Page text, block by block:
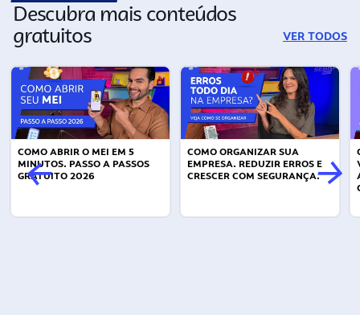
Descubra mais conteúdos
gratuitos VER TODOS
COMO ABRIR O MEI EM 5
MINUTOS. PASSO A PASSOS
GRATUITO 2026
COMO ORGANIZAR SUA
EMPRESA. REDUZIR ERROS E
CRESCER COM SEGURANÇA.